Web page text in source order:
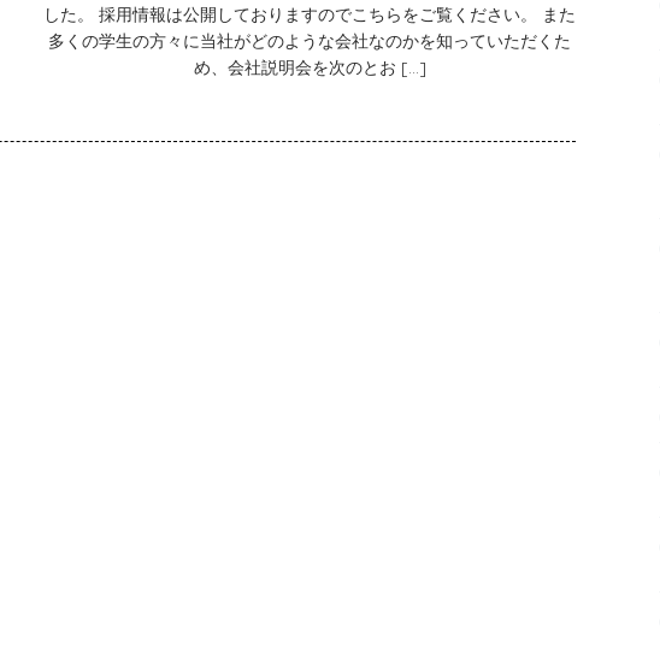
した。 採用情報は公開しておりますのでこちらをご覧ください。 また
多くの学生の方々に当社がどのような会社なのかを知っていただくた
め、会社説明会を次のとお […]